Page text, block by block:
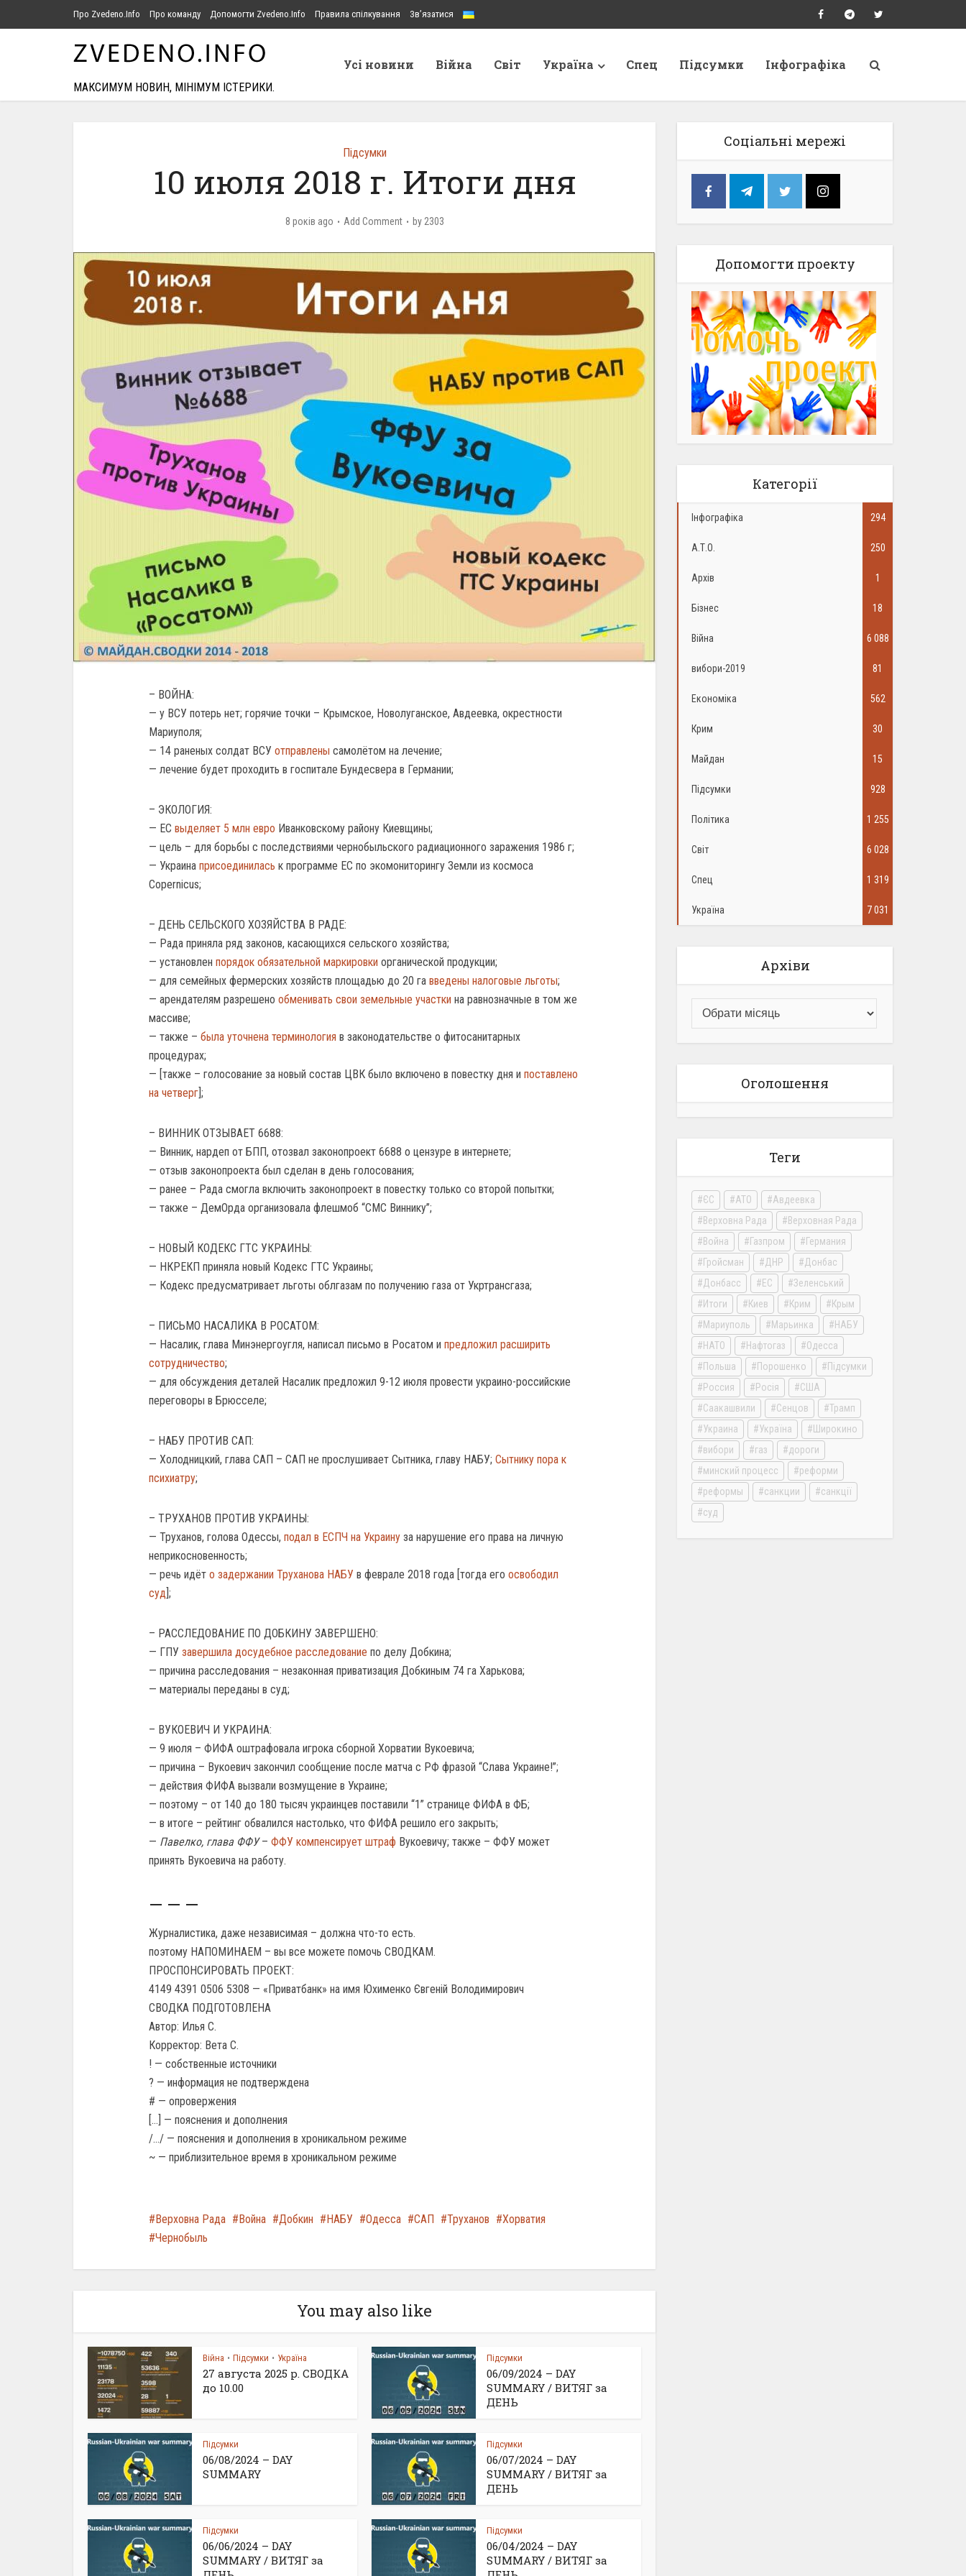
Про Zvedeno.Info Про команду Допомогти Zvedeno.Info Правила спілкування Зв’язатися
МАКСИМУМ НОВИН, МІНІМУМ ІСТЕРИКИ.
Усі новини Війна Світ Україна Спец Підсумки Інфографіка
Підсумки
10 июля 2018 г. Итоги дня
8 років ago Add Comment by 2303
– ВОЙНА:
— у ВСУ потерь нет; горячие точки – Крымское, Новолуганское, Авдеевка, окрестности
Мариуполя;
— 14 раненых солдат ВСУ отправлены самолётом на лечение;
— лечение будет проходить в госпитале Бундесвера в Германии;
– ЭКОЛОГИЯ:
— ЕС выделяет 5 млн евро Иванковскому району Киевщины;
— цель – для борьбы с последствиями чернобыльского радиационного заражения 1986 г;
— Украина присоединилась к программе ЕС по экомониторингу Земли из космоса
Copernicus;
– ДЕНЬ СЕЛЬСКОГО ХОЗЯЙСТВА В РАДЕ:
— Рада приняла ряд законов, касающихся сельского хозяйства;
— установлен порядок обязательной маркировки органической продукции;
— для семейных фермерских хозяйств площадью до 20 га введены налоговые льготы;
— арендателям разрешено обменивать свои земельные участки на равнозначные в том же
массиве;
— также – была уточнена терминология в законодательстве о фитосанитарных
процедурах;
— [также – голосование за новый состав ЦВК было включено в повестку дня и поставлено
на четверг];
– ВИННИК ОТЗЫВАЕТ 6688:
— Винник, нардеп от БПП, отозвал законопроект 6688 о цензуре в интернете;
— отзыв законопроекта был сделан в день голосования;
— ранее – Рада смогла включить законопроект в повестку только со второй попытки;
— также – ДемОрда организовала флешмоб “СМС Виннику”;
– НОВЫЙ КОДЕКС ГТС УКРАИНЫ:
— НКРЕКП приняла новый Кодекс ГТС Украины;
— Кодекс предусматривает льготы облгазам по получению газа от Укртрансгаза;
– ПИСЬМО НАСАЛИКА В РОСАТОМ:
— Насалик, глава Минэнергоугля, написал письмо в Росатом и предложил расширить
сотрудничество;
— для обсуждения деталей Насалик предложил 9-12 июля провести украино-российские
переговоры в Брюсселе;
– НАБУ ПРОТИВ САП:
— Холодницкий, глава САП – САП не прослушивает Сытника, главу НАБУ; Сытнику пора к
психиатру;
– ТРУХАНОВ ПРОТИВ УКРАИНЫ:
— Труханов, голова Одессы, подал в ЕСПЧ на Украину за нарушение его права на личную
неприкосновенность;
— речь идёт о задержании Труханова НАБУ в феврале 2018 года [тогда его освободил
суд];
– РАССЛЕДОВАНИЕ ПО ДОБКИНУ ЗАВЕРШЕНО:
— ГПУ завершила досудебное расследование по делу Добкина;
— причина расследования – незаконная приватизация Добкиным 74 га Харькова;
— материалы переданы в суд;
– ВУКОЕВИЧ И УКРАИНА:
— 9 июля – ФИФА оштрафовала игрока сборной Хорватии Вукоевича;
— причина – Вукоевич закончил сообщение после матча с РФ фразой “Слава Украине!”;
— действия ФИФА вызвали возмущение в Украине;
— поэтому – от 140 до 180 тысяч украинцев поставили “1” странице ФИФА в ФБ;
— в итоге – рейтинг обвалился настолько, что ФИФА решило его закрыть;
— Павелко, глава ФФУ– ФФУ компенсирует штраф Вукоевичу; также – ФФУ может
принять Вукоевича на работу.
— — —
Журналистика, даже независимая – должна что-то есть.
поэтому НАПОМИНАЕМ – вы все можете помочь СВОДКАМ.
ПРОСПОНСИРОВАТЬ ПРОЕКТ:
4149 4391 0506 5308 — «Приватбанк» на имя Юхименко Євгеній Володимирович
СВОДКА ПОДГОТОВЛЕНА
Автор: Илья С.
Корректор: Вета С.
! — собственные источники
? — информация не подтверждена
# — опровержения
[…] — пояснения и дополнения
/…/ — пояснения и дополнения в хроникальном режиме
~ — приблизительное время в хроникальном режиме
Верховна Рада Война Добкин НАБУ Одесса САП Труханов
Хорватия
Чернобыль
You may also like
Війна • Підсумки • Україна
27 августа 2025 р. СВОДКА
до 10.00
Підсумки
06/09/2024 – DAY
SUMMARY / ВИТЯГ за
ДЕНЬ
Підсумки
06/08/2024 – DAY
SUMMARY
Підсумки
06/07/2024 – DAY
SUMMARY / ВИТЯГ за
ДЕНЬ
Підсумки
06/06/2024 – DAY
SUMMARY / ВИТЯГ за
Підсумки
06/04/2024 – DAY
SUMMARY / ВИТЯГ за
Соціальні мережі
Допомогти проекту
Категорії
Інфографіка 294
А.Т.О. 250
Архів 1
Бізнес 18
Війна 6 088
вибори-2019 81
Економіка 562
Крим 30
Майдан 15
Підсумки 928
Політика 1 255
Світ 6 028
Спец 1 319
Україна 7 031
Архіви
Оголошення
Теги
ЄС АТО
Авдеевка
Верховна Рада
Верховная Рада
Война
Газпром
Германия
Гройсман
ДНР
Донбас
Донбасс
ЕС
Зеленський
Итоги
Киев Крим
Крым
Мариуполь
Марьинка
НАБУ
НАТО
Нафтогаз
Одесса
Польша
Порошенко
Підсумки
Россия
Росія
США
Саакашвили
Сенцов
Трамп
Украина
Україна
Широкино
вибори
газ
дороги
минский процесс
реформи
реформы
санкции
санкції
суд